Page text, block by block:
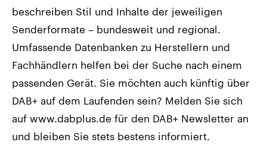
beschreiben Stil und Inhalte der jeweiligen
Senderformate – bundesweit und regional.
Umfassende Datenbanken zu Herstellern und
Fachhändlern helfen bei der Suche nach einem
passenden Gerät. Sie möchten auch künftig über
DAB+ auf dem Laufenden sein? Melden Sie sich
auf www.dabplus.de für den DAB+ Newsletter an
und bleiben Sie stets bestens informiert.